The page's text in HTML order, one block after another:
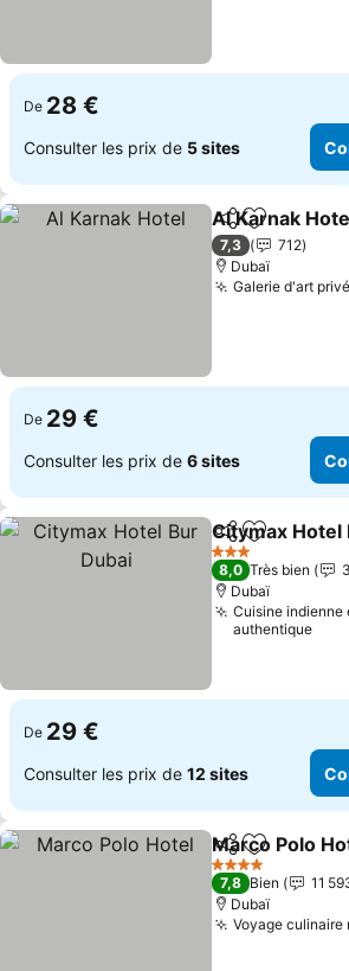
De 28 €
Consulter les prix de 5 sites
PartagerAjouter à
Al Karnak
7,3
712
Dubaï
Galerie d'art
De 29 €
Consulter les prix de 6 sites
PartagerAjouter à
Citymax Hotel
3 Étoiles
8,0 Très bien
Dubaï
Cuisine
authentique
De 29 €
Consulter les prix de 12 sites
PartagerAjouter à
Marco Polo
4 Étoiles
7,8 Bien
11
Dubaï
Voyage culinaire